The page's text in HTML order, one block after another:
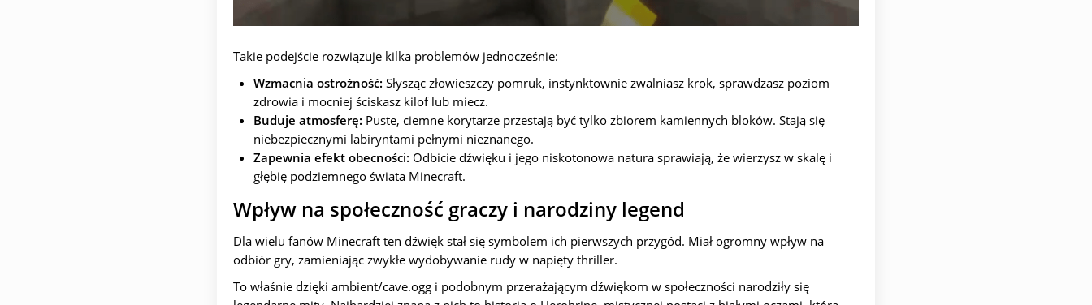
Takie podejście rozwiązuje kilka problemów jednocześnie:
Wzmacnia ostrożność: Słysząc złowieszczy pomruk, instynktownie zwalniasz krok, sprawdzasz poziom
zdrowia i mocniej ściskasz kilof lub miecz.
Buduje atmosferę: Puste, ciemne korytarze przestają być tylko zbiorem kamiennych bloków. Stają się
niebezpiecznymi labiryntami pełnymi nieznanego.
Zapewnia efekt obecności: Odbicie dźwięku i jego niskotonowa natura sprawiają, że wierzysz w skalę i
głębię podziemnego świata Minecraft.
Wpływ na społeczność graczy i narodziny legend
Dla wielu fanów Minecraft ten dźwięk stał się symbolem ich pierwszych przygód. Miał ogromny wpływ na
odbiór gry, zamieniając zwykłe wydobywanie rudy w napięty thriller.
To właśnie dzięki ambient/cave.ogg i podobnym przerażającym dźwiękom w społeczności narodziły się